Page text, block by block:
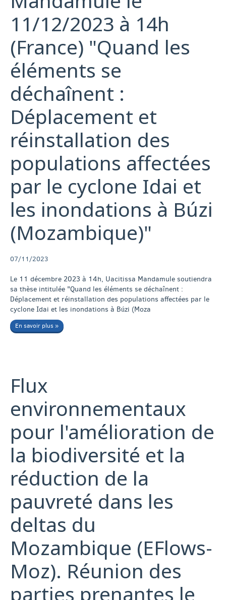
11/12/2023 à 14h
(France) "Quand les
éléments se
déchaînent :
Déplacement et
réinstallation des
populations affectées
par le cyclone Idai et
les inondations à Búzi
(Mozambique)"
07/11/2023
Le 11 décembre 2023 à 14h, Uacitissa Mandamule soutiendra
sa thèse intitulée "Quand les éléments se déchaînent :
Déplacement et réinstallation des populations affectées par le
cyclone Idai et les inondations à Búzi (Moza
En savoir plus »
Flux
environnementaux
pour l'amélioration de
la biodiversité et la
réduction de la
pauvreté dans les
deltas du
Mozambique (EFlows-
Moz). Réunion des
parties prenantes le